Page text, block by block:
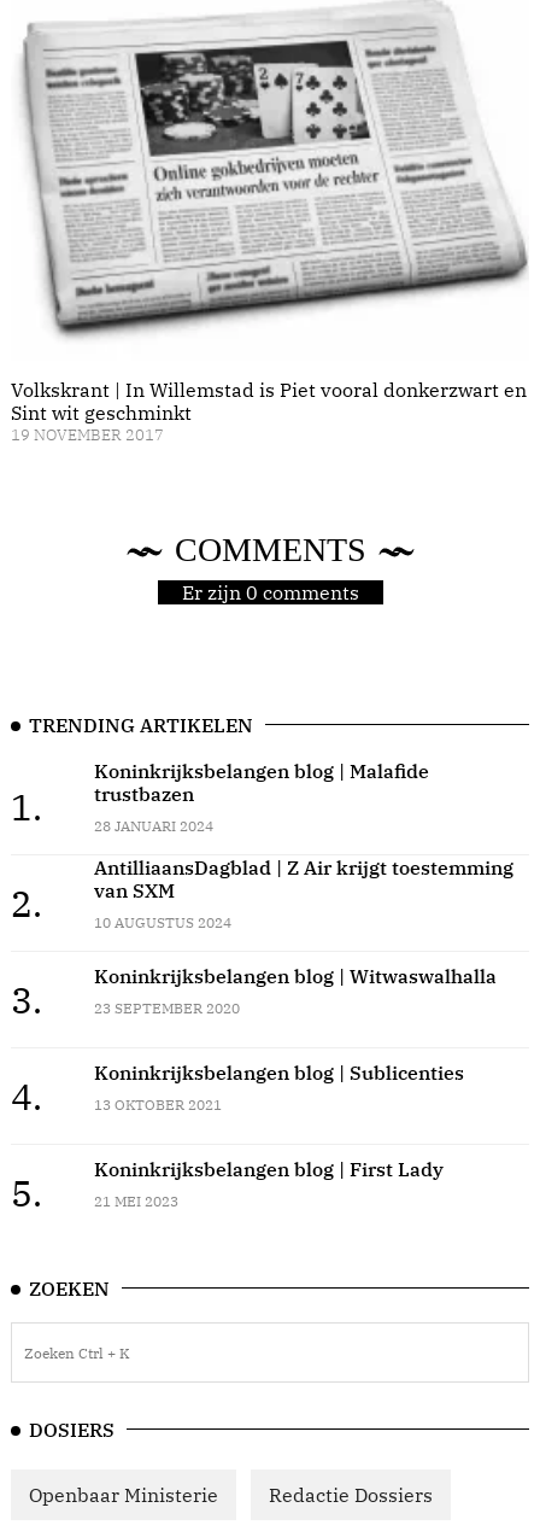
Volkskrant | In Willemstad is Piet vooral donkerzwart en
Sint wit geschminkt
19 NOVEMBER 2017
COMMENTS
Er zijn 0 comments
TRENDING ARTIKELEN
1.
Koninkrijksbelangen blog | Malafide
trustbazen
28 JANUARI 2024
2.
AntilliaansDagblad | Z Air krijgt toestemming
van SXM
10 AUGUSTUS 2024
3.
Koninkrijksbelangen blog | Witwaswalhalla
23 SEPTEMBER 2020
4.
Koninkrijksbelangen blog | Sublicenties
13 OKTOBER 2021
5.
Koninkrijksbelangen blog | First Lady
21 MEI 2023
ZOEKEN
DOSIERS
Openbaar Ministerie Redactie Dossiers